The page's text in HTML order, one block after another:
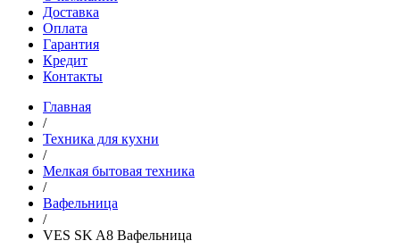
Доставка
Оплата
Гарантия
Кредит
Контакты
Главная
/
Техника для кухни
/
Мелкая бытовая техника
/
Вафельница
/
VES SK A8 Вафельница